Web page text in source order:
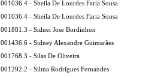
001036.4 - Sheila De Lourdes Faria Sousa
001036.4 - Sheila De Lourdes Faria Sousa
001881.3 - Sidnei Jose Bordinhon
001436.6 - Sidney Alexandre Guimarães
001768.3 - Silas De Oliveira
001292.2 - Silma Rodrigues Fernandes